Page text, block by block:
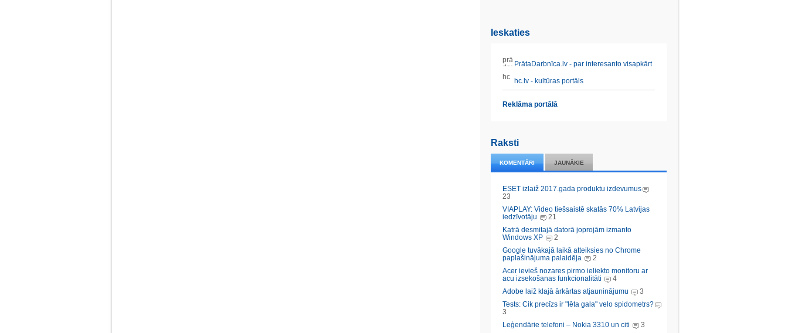
Ieskaties
PrātaDarbnīca.lv - par interesanto visapkārt
hc.lv - kultūras portāls
Reklāma portālā
Raksti
KOMENTĀRI JAUNĀKIE
ESET izlaiž 2017.gada produktu izdevumus
23
VIAPLAY: Video tiešsaistē skatās 70% Latvijas
iedzīvotāju
21
Katrā desmitajā datorā joprojām izmanto
Windows XP
2
Google tuvākajā laikā atteiksies no Chrome
paplašinājuma palaidēja
2
Acer ievieš nozares pirmo ieliekto monitoru ar
acu izsekošanas funkcionalitāti
4
Adobe laiž klajā ārkārtas atjauninājumu
3
Tests: Cik precīzs ir "lēta gala" velo spidometrs?
3
Leģendārie telefoni – Nokia 3310 un citi
3